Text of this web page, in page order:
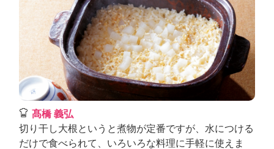
髙橋 義弘
切り干し大根というと煮物が定番ですが、水につける
だけで食べられて、いろいろな料理に手軽に使えま